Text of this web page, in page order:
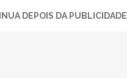
DEPOIS DA PUBLICIDADE